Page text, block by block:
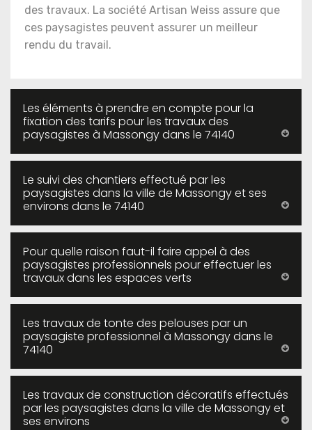
des travaux. La société Artisan Weiss assure que
ces paysagistes peuvent assurer un meilleur
rendu du travail.
Les éléments à prendre en compte pour la
fixation des tarifs pour les travaux des
paysagistes à Massongy dans le 74140
Le suivi des chantiers effectué par les
paysagistes dans la ville de Massongy et ses
environs dans le 74140
Pour quelle raison faut-il faire appel à des
paysagistes professionnels pour effectuer les
travaux dans les espaces verts
Les travaux de tonte des pelouses par un
paysagiste professionnel à Massongy dans le
74140
Les travaux de construction décoratifs effectués
par les paysagistes dans la ville de Massongy et
ses environs